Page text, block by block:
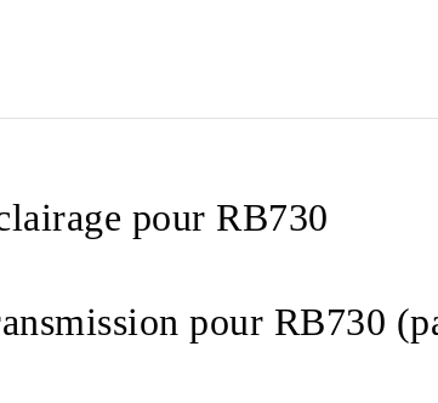
pour RB730
pour RB730